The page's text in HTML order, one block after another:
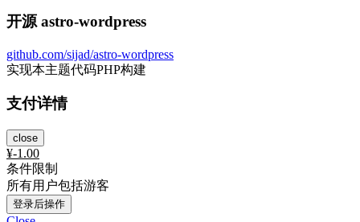
开源 astro-wordpress
github.com/sijad/astro-wordpress
实现本主题代码PHP构建
支付详情
close
¥-1.00
条件限制
所有用户包括游客
登录后操作